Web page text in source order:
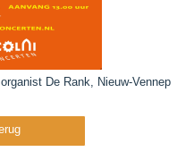
De Rank, Nieuw-Vennep